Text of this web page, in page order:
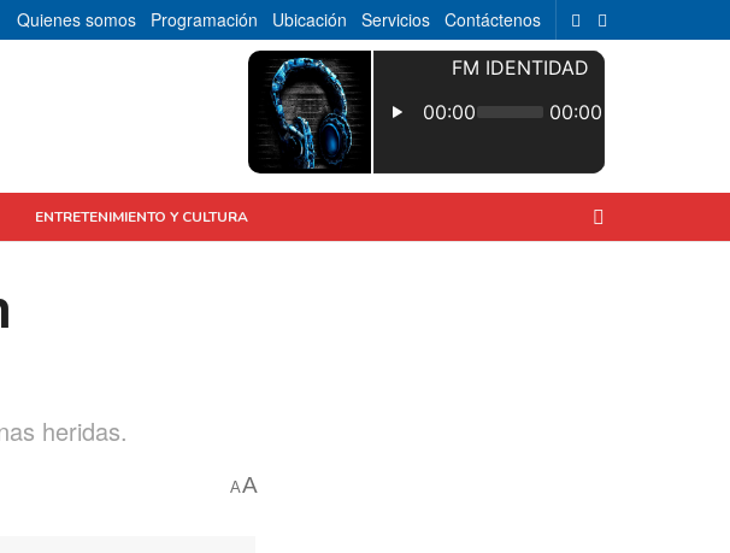
Quienes somos Programación Ubicación Servicios Contáctenos
ENTRETENIMIENTO Y CULTURA
heridas.
AA